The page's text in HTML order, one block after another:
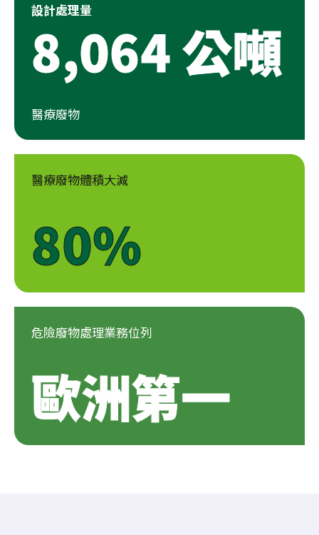
設計處理量
8,064 公噸
醫療廢物
醫療廢物體積大減
80%
危險廢物處理業務位列
歐洲第一